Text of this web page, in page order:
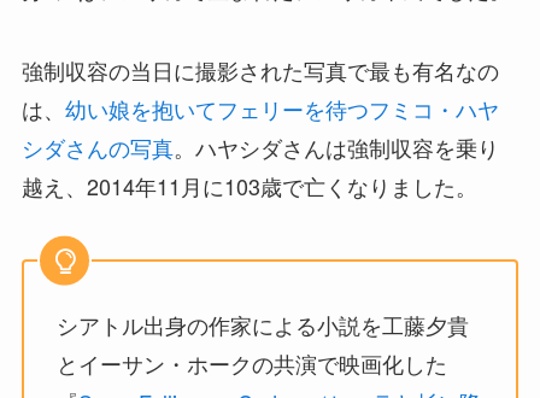
強制収容の当日に撮影された写真で最も有名なの
は、 幼い娘を抱いてフェリーを待つフミコ・ハヤ
シダさんの写真。ハヤシダさんは強制収容を乗り
越え、2014年11月に103歳で亡くなりました。
シアトル出身の作家による小説を工藤夕貴
とイーサン・ホークの共演で映画化した